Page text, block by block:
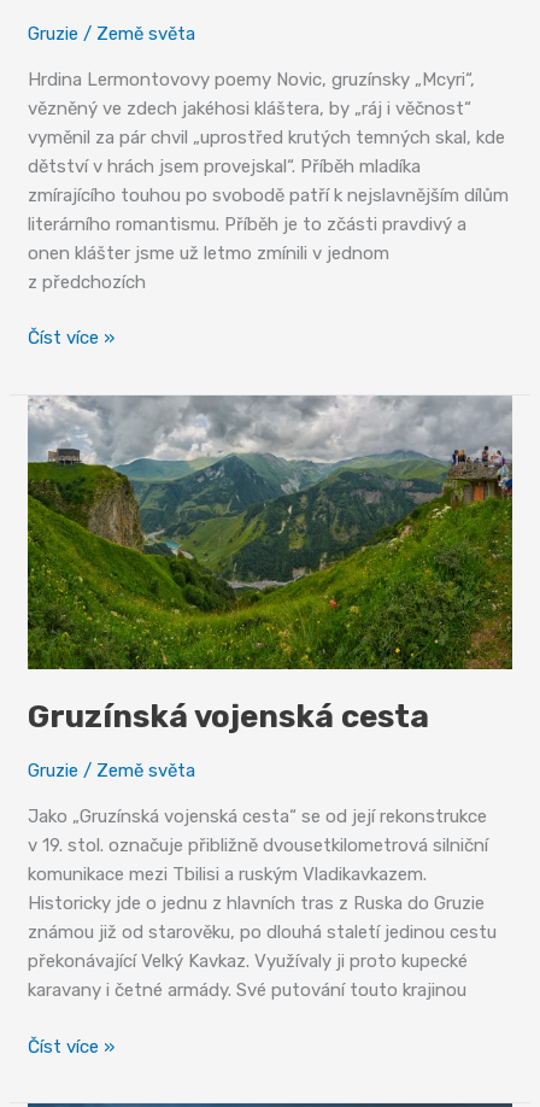
Gruzie / Země světa
Hrdina Lermontovovy poemy Novic, gruzínsky „Mcyri“,
vězněný ve zdech jakéhosi kláštera, by „ráj i věčnost“
vyměnil za pár chvil „uprostřed krutých temných skal, kde
dětství v hrách jsem provejskal“. Příběh mladíka
zmírajícího touhou po svobodě patří k nejslavnějším dílům
literárního romantismu. Příběh je to zčásti pravdivý a
onen klášter jsme už letmo zmínili v jednom
z předchozích
Džvari
Mccheta
–
dva
symboly
touhy
po
svobodě
Číst více »
Gruzínská vojenská cesta
Gruzie / Země světa
Jako „Gruzínská vojenská cesta“ se od její rekonstrukce
v 19. stol. označuje přibližně dvousetkilometrová silniční
komunikace mezi Tbilisi a ruským Vladikavkazem.
Historicky jde o jednu z hlavních tras z Ruska do Gruzie
známou již od starověku, po dlouhá staletí jedinou cestu
překonávající Velký Kavkaz. Využívaly ji proto kupecké
karavany i četné armády. Své putování touto krajinou
Gruzínská
Číst více »